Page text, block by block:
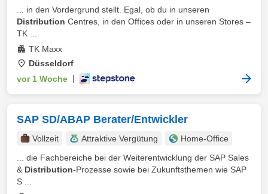
... in den Vordergrund stellt. Egal, ob du in unseren
Distribution Centres, in den Offices oder in unseren Stores –
TK ...
TK Maxx
Düsseldorf
vor 1 Woche
SAP SD/ABAP Berater/Entwickler
Vollzeit Attraktive Vergütung
Home-Office
... die Fachbereiche bei der Weiterentwicklung der SAP Sales
& Distribution-Prozesse sowie bei Zukunftsthemen wie SAP
S ...